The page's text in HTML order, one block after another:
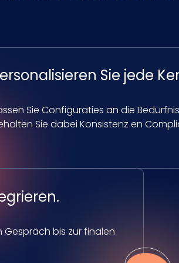
Sie jede
Sie Configuraties an die
Sie dabei Konsistenz en
Gespräch bis zur finalen